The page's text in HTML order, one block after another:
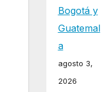
Bogotá y
Guatemal
a
agosto 3,
2026